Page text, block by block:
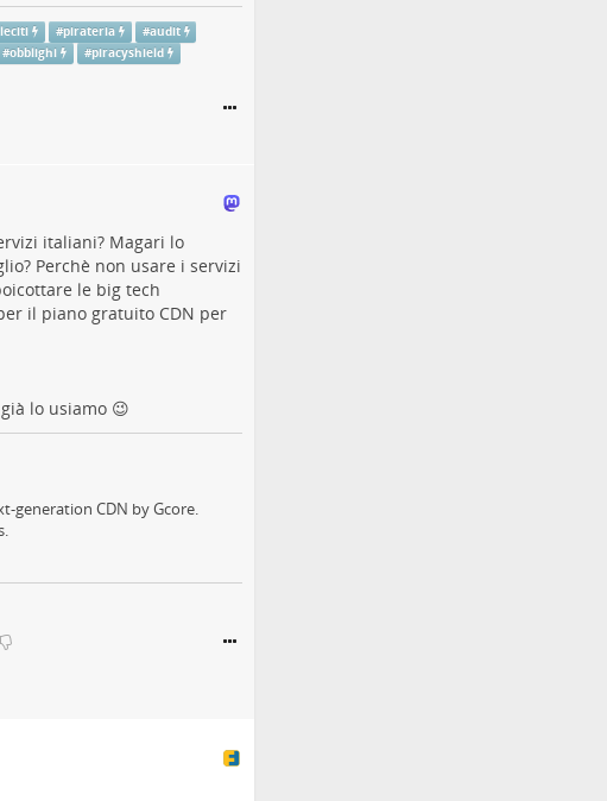
#pirateria #audit
#obblighi #piracyshield
italiani? Magari lo
Perchè non usare i servizi
le big tech
il piano gratuito CDN per
lo usiamo 😉
generation CDN by Gcore.